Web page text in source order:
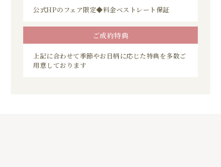
公式HPのフェア限定◆料金ベストレート保証
ご成約特典
上記に合わせて季節やお日柄に応じた特典を多数ご
用意しております